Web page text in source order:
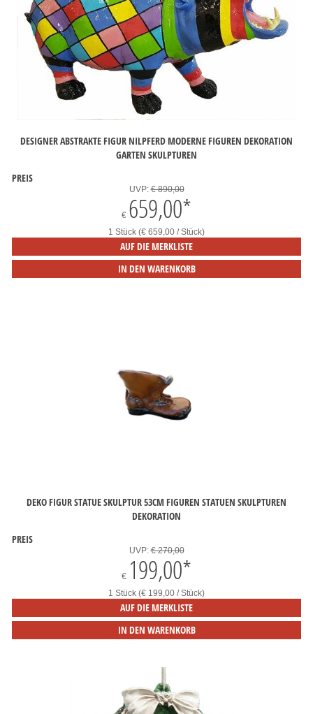
DESIGNER ABSTRAKTE FIGUR NILPFERD MODERNE FIGUREN DEKORATION
GARTEN SKULPTUREN
PREIS
UVP:€ 890,00
€ 659,00*
1 Stück (€ 659,00 / Stück)
AUF DIE MERKLISTE
IN DEN WARENKORB
DEKO FIGUR STATUE SKULPTUR 53CM FIGUREN STATUEN SKULPTUREN
DEKORATION
PREIS
UVP:€ 270,00
€ 199,00*
1 Stück (€ 199,00 / Stück)
AUF DIE MERKLISTE
IN DEN WARENKORB